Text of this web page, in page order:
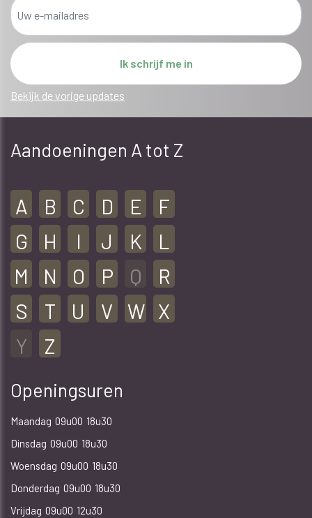
Bekijk de vorige updates
Aandoeningen A tot Z
A B C D E
F
G
H I J K
L
M
N O P Q
R
S
T U V W X
Y
Z
Openingsuren
Maandag 09u00 18u30
Dinsdag 09u00 18u30
Woensdag 09u00 18u30
Donderdag 09u00 18u30
Vrijdag 09u00 12u30